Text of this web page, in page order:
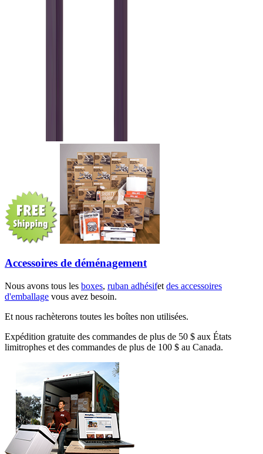
Accessoires de déménagement
Nous avons tous les boxes, ruban adhésifet des accessoires
d'emballage vous avez besoin.
Et nous rachèterons toutes les boîtes non utilisées.
Expédition gratuite des commandes de plus de 50 $ aux États
limitrophes et des commandes de plus de 100 $ au Canada.